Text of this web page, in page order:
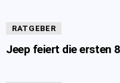
RATGEBER
Jeep feiert die ersten